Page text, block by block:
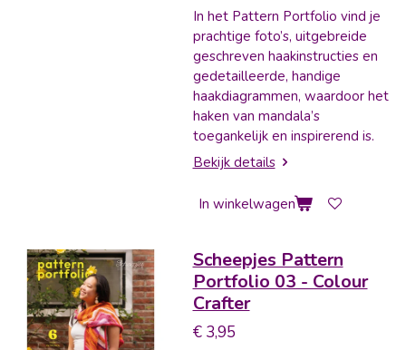
In het Pattern Portfolio vind je
prachtige foto’s, uitgebreide
geschreven haakinstructies en
gedetailleerde, handige
haakdiagrammen, waardoor het
haken van mandala’s
toegankelijk en inspirerend is.
Bekijk details
In winkelwagen
Scheepjes Pattern
Portfolio 03 - Colour
Crafter
€ 3,95